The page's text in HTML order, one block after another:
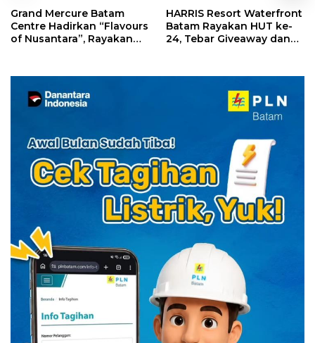
Grand Mercure Batam
Centre Hadirkan “Flavours
of Nusantara”, Rayakan
HARRIS Resort Waterfront
Batam Rayakan HUT ke-
24, Tebar Giveaway dan